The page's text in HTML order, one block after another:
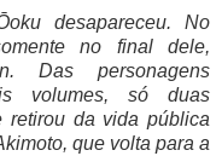
desapareceu. No
no final dele,
Das personagens
volumes, só duas
retirou da vida pública
que volta para a